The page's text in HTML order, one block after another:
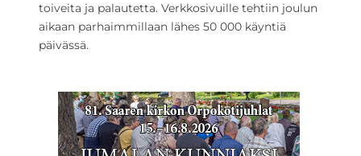
toiveita ja palautetta. Verkkosivuille tehtiin joulun
aikaan parhaimmillaan lähes 50 000 käyntiä
päivässä.